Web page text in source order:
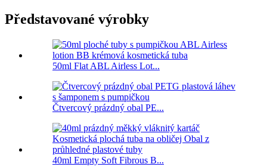
Představované výrobky
50ml Flat ABL Airless Lot...
Čtvercový prázdný obal PE...
40ml Empty Soft Fibrous B...